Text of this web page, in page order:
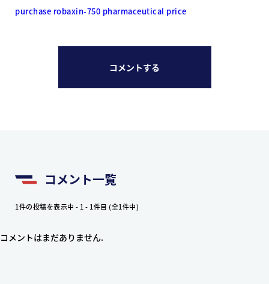
purchase robaxin-750 pharmaceutical price
コメントする
コメント一覧
1件の投稿を表示中 - 1 - 1件目 (全1件中)
コメントはまだありません.